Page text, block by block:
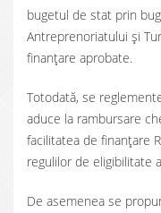
bugetul de stat prin
Antreprenoriatului și
finanțare aprobate.
Totodată, se
aduce la rambursare
facilitatea de finanțare
regulilor de eligibilitate
De asemenea se